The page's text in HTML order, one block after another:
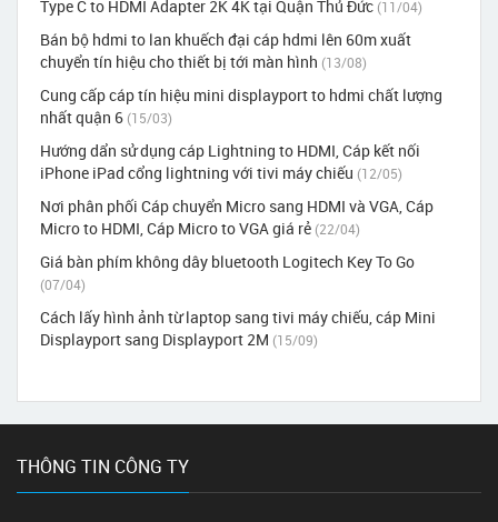
Type C to HDMI Adapter 2K 4K tại Quận Thủ Đức (11/04)
Bán bộ hdmi to lan khuếch đại cáp hdmi lên 60m xuất
chuyển tín hiệu cho thiết bị tới màn hình (13/08)
Cung cấp cáp tín hiệu mini displayport to hdmi chất lượng
nhất quận 6 (15/03)
Hướng dẩn sử dụng cáp Lightning to HDMI, Cáp kết nối
iPhone iPad cổng lightning với tivi máy chiếu (12/05)
Nơi phân phối Cáp chuyển Micro sang HDMI và VGA, Cáp
Micro to HDMI, Cáp Micro to VGA giá rẻ (22/04)
Giá bàn phím không dây bluetooth Logitech Key To Go
(07/04)
Cách lấy hình ảnh từ laptop sang tivi máy chiếu, cáp Mini
Displayport sang Displayport 2M (15/09)
THÔNG TIN CÔNG TY